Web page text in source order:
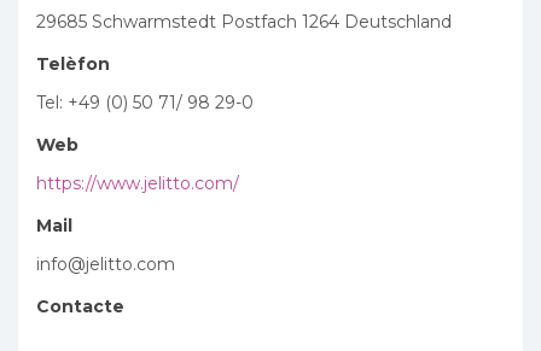
29685 Schwarmstedt Postfach 1264 Deutschland
Telèfon
Tel: +49 (0) 50 71/ 98 29-0
Web
https://www.jelitto.com/
Mail
info@jelitto.com
Contacte